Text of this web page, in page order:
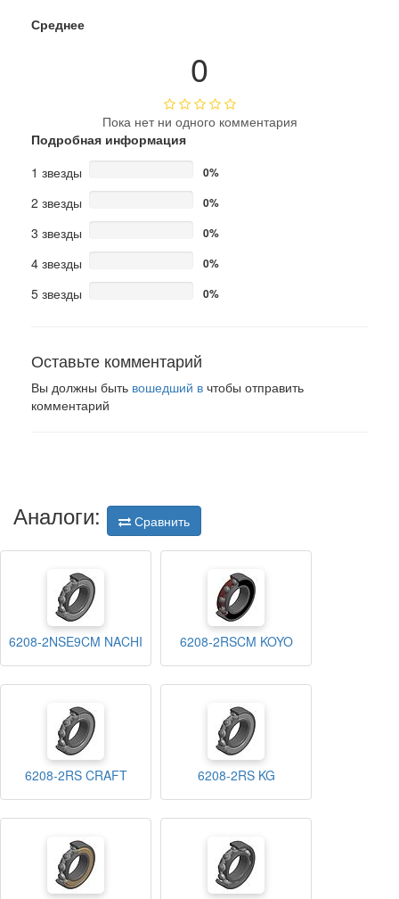
Среднее
0
Пока нет ни одного комментария
Подробная информация
1 звезды
0%
2 звезды 0%
3 звезды 0%
4 звезды 0%
5 звезды 0%
Оставьте комментарий
Вы должны быть вошедший в чтобы отправить
комментарий
Аналоги: Сравнить
6208-2NSE9CM NACHI 6208-2RSCM KOYO
6208-2RS CRAFT 6208-2RS KG